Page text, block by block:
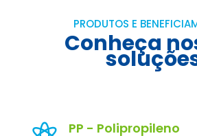
PRODUTOS E
Conheça
PP - Polipropileno